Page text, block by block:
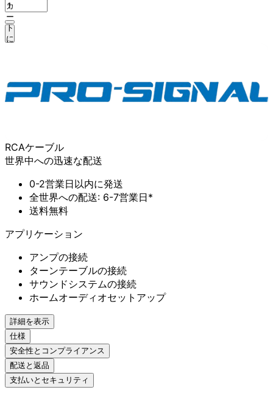
カ
ー
ト
に
RCAケーブル
世界中への迅速な配送
0-2営業日以内に発送
全世界への配送: 6-7営業日*
送料無料
アプリケーション
アンプの接続
ターンテーブルの接続
サウンドシステムの接続
ホームオーディオセットアップ
詳細を表示
仕様
安全性とコンプライアンス
配送と返品
支払いとセキュリティ